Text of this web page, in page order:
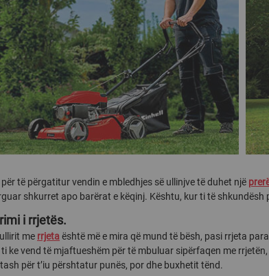
për të përgatitur vendin e mbledhjes së ullinjve të duhet një
shkurret apo barërat e këqinj. Kështu, kur ti të shkundësh
i rrjetës.
me rrjeta është më e mira që mund të bësh, pasi rrjeta
ke vend të mjaftueshëm për të mbuluar sipërfaqen me
për t’iu përshtatur punës, por dhe buxhetit tënd.